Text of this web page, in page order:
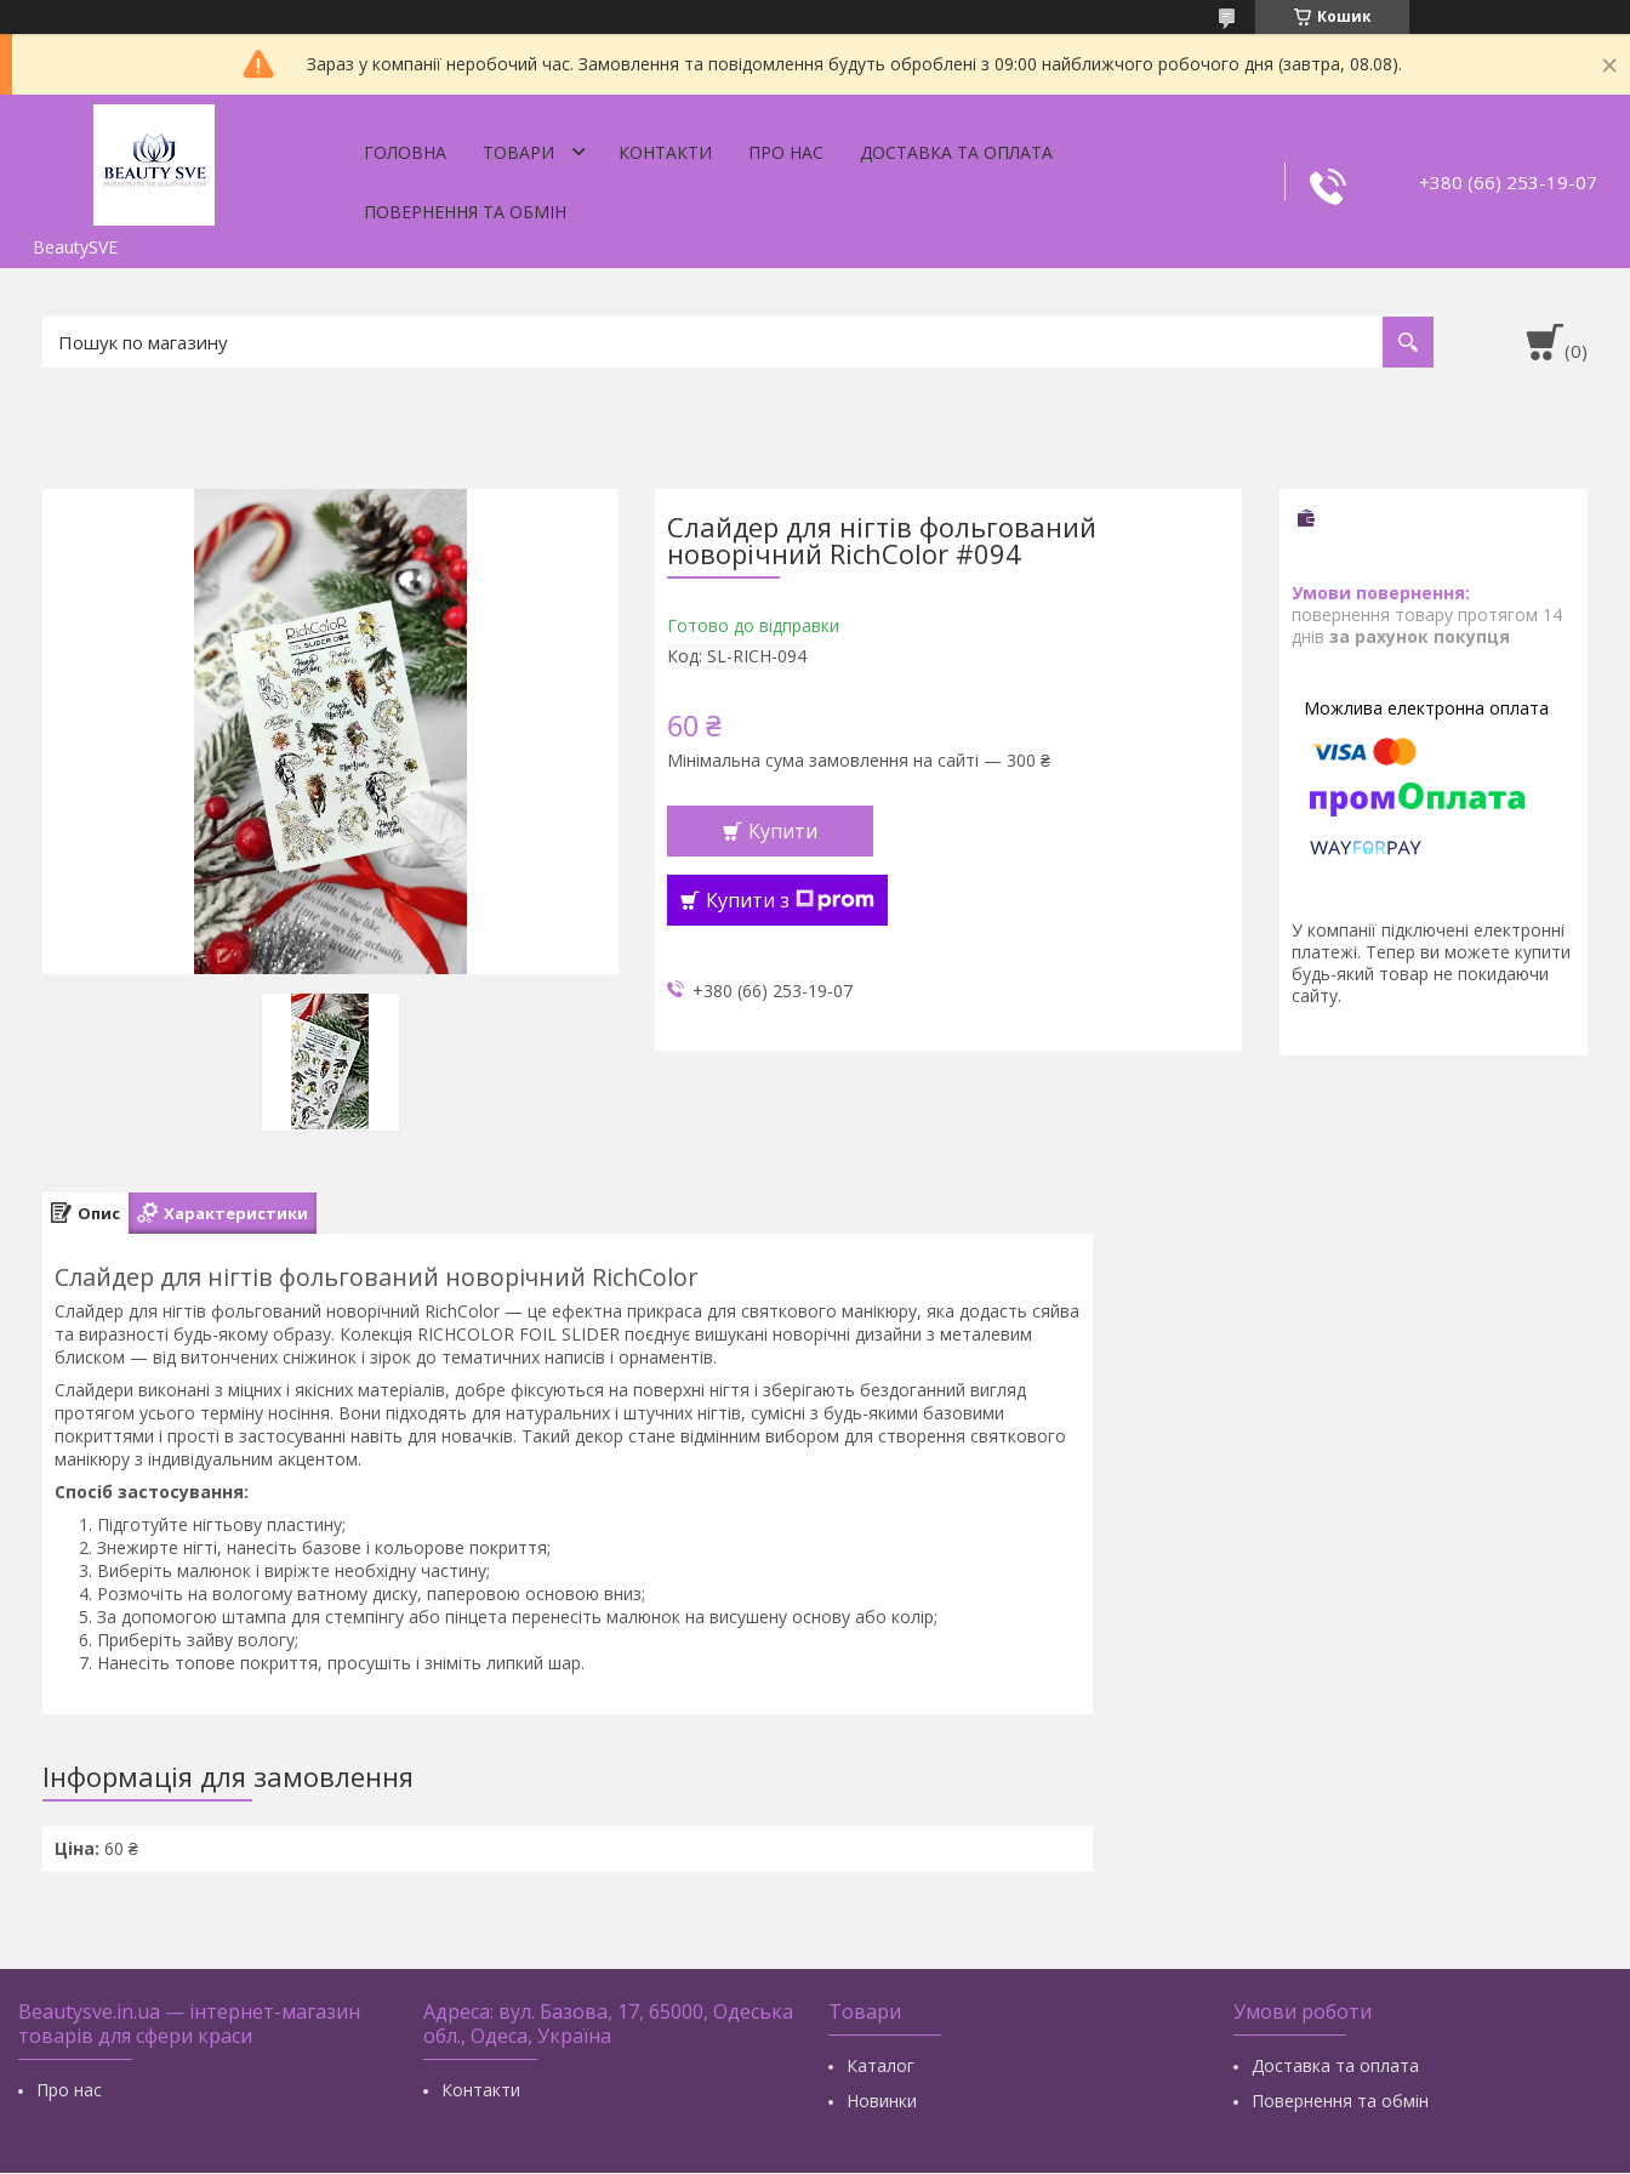
Кошик
Зараз у компанії неробочий час. Замовлення та повідомлення будуть оброблені з 09:00 найближчого робочого дня (завтра, 08.08).
BeautySVE
ГОЛОВНА ТОВАРИ КОНТАКТИ ПРО НАС ДОСТАВКА ТА ОПЛАТА
ПОВЕРНЕННЯ ТА ОБМІН
+380 (66) 253-19-07
Слайдер для нігтів фольгований
новорічний RichColor #094
Готово до відправки
Код: SL-RICH-094
60 ₴
Мінімальна сума замовлення на сайті — 300 ₴
Купити
Купити з
+380 (66) 253-19-07
повернення товару протягом 14
днів за рахунок покупця
У компанії підключені електронні
платежі. Тепер ви можете купити
будь-який товар не покидаючи
сайту.
Опис Характеристики
Слайдер для нігтів фольгований новорічний RichColor
Слайдер для нігтів фольгований новорічний RichColor — це ефектна прикраса для святкового манікюру, яка додасть сяйва
та виразності будь-якому образу. Колекція RICHCOLOR FOIL SLIDER поєднує вишукані новорічні дизайни з металевим
блиском — від витончених сніжинок і зірок до тематичних написів і орнаментів.
Слайдери виконані з міцних і якісних матеріалів, добре фіксуються на поверхні нігтя і зберігають бездоганний вигляд
протягом усього терміну носіння. Вони підходять для натуральних і штучних нігтів, сумісні з будь-якими базовими
покриттями і прості в застосуванні навіть для новачків. Такий декор стане відмінним вибором для створення святкового
манікюру з індивідуальним акцентом.
Спосіб застосування:
Підготуйте нігтьову пластину;
Знежирте нігті, нанесіть базове і кольорове покриття;
Виберіть малюнок і виріжте необхідну частину;
Розмочіть на вологому ватному диску, паперовою основою вниз;
За допомогою штампа для стемпінгу або пінцета перенесіть малюнок на висушену основу або колір;
Приберіть зайву вологу;
Нанесіть топове покриття, просушіть і зніміть липкий шар.
Інформація для замовлення
Ціна: 60 ₴
Beautysve.in.ua — інтернет-магазин
товарів для сфери краси
Про нас
Адреса: вул. Базова, 17, 65000, Одеська
обл., Одеса, Україна
Контакти
Товари
Каталог
Новинки
Умови роботи
Доставка та оплата
Повернення та обмін